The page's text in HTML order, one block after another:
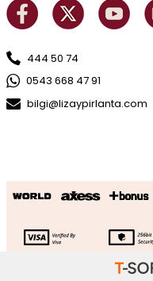
444 50 74
0543 668 47 91
bilgi@lizaypirlanta.com